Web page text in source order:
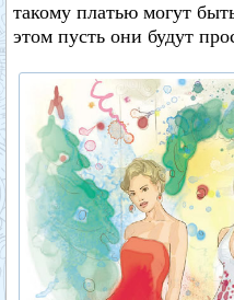
такому платью могут
этом пусть они будут